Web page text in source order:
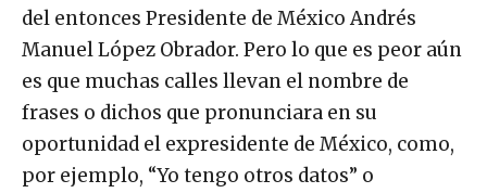
del entonces Presidente de México Andrés
Manuel López Obrador. Pero lo que es peor aún
es que muchas calles llevan el nombre de
frases o dichos que pronunciara en su
oportunidad el expresidente de México, como,
por ejemplo, “Yo tengo otros datos” o